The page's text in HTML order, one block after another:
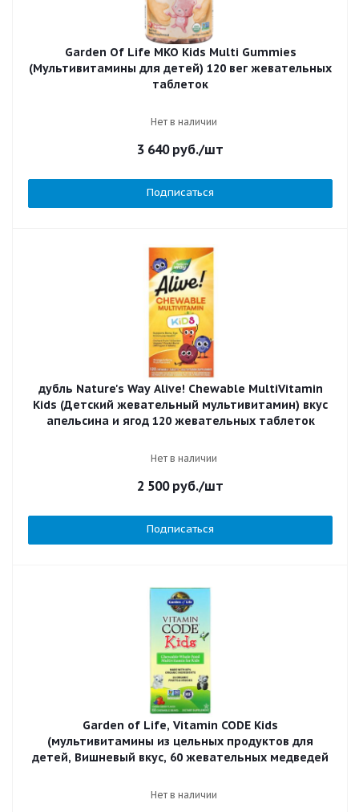
Garden Of Life MKO Kids Multi Gummies
(Мультивитамины для детей) 120 вег жевательных
таблеток
Нет в наличии
3 640руб./шт
Подписаться
дубль Nature's Way Alive! Chewable MultiVitamin
Kids (Детский жевательный мультивитамин) вкус
апельсина и ягод 120 жевательных таблеток
Нет в наличии
2 500руб./шт
Подписаться
Garden of Life, Vitamin CODE Kids
(мультивитамины из цельных продуктов для
детей, Вишневый вкус, 60 жевательных медведей
Нет в наличии